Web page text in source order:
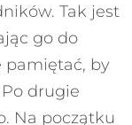
Tak jest
go do
pamiętać, by
drugie
Na początku